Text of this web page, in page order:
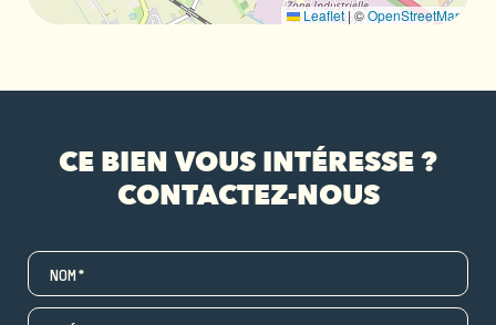
Leaflet |©OpenStreetMap
CE BIEN VOUS INTÉRESSE ?
CONTACTEZ-NOUS
NOM*